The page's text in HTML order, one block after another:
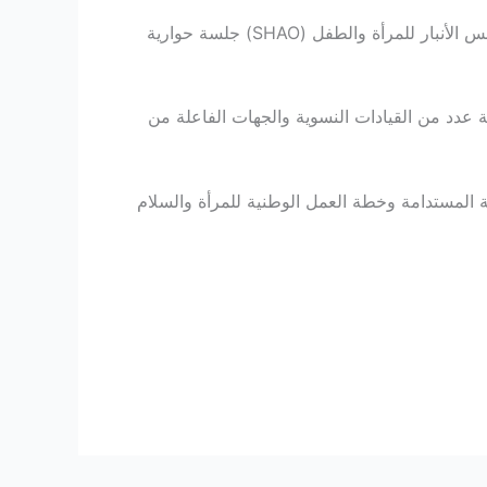
ضمن مشروع “تعزيز القيادة النسوية من أجل العدالة البيئية والأمن والسلام في محافظة صلاح الدين”، نفذت منظمة شمس الأنبار للمرأة والطفل (SHAO) جلسة حوارية
التي تعيق تنفيذ الخطة الوطنية لقرار مجلس الأمن 1325، وذلك بمشاركة عدد من القيادات النسوية والجهات الفاعلة من
المستدامة وخطة العمل الوطنية للمرأة والسلام